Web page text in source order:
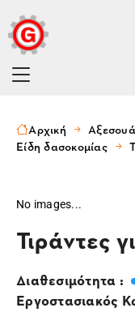
Αρχική
Είδη δασοκομίας
No images...
Τιράντες
Διαθεσιμότητα :
Εργοστασιακός